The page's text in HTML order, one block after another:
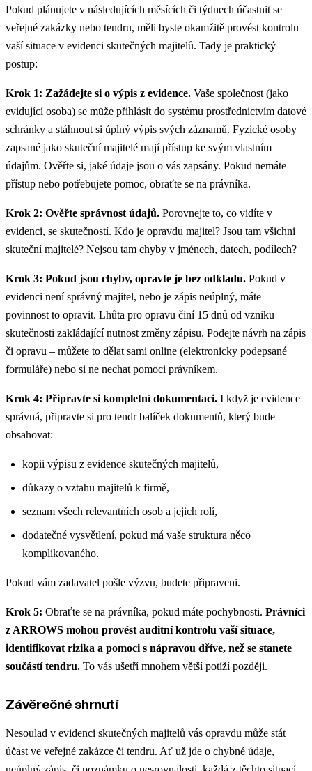
Pokud plánujete v následujících měsících či týdnech účastnit se
veřejné zakázky nebo tendru, měli byste okamžitě provést kontrolu
vaší situace v evidenci skutečných majitelů. Tady je praktický
postup:
Krok 1: Zažádejte si o výpis z evidence. Vaše společnost (jako
evidující osoba) se může přihlásit do systému prostřednictvím datové
schránky a stáhnout si úplný výpis svých záznamů. Fyzické osoby
zapsané jako skuteční majitelé mají přístup ke svým vlastním
údajům. Ověřte si, jaké údaje jsou o vás zapsány. Pokud nemáte
přístup nebo potřebujete pomoc, obraťte se na právníka.
Krok 2: Ověřte správnost údajů. Porovnejte to, co vidíte v
evidenci, se skutečností. Kdo je opravdu majitel? Jsou tam všichni
skuteční majitelé? Nejsou tam chyby v jménech, datech, podílech?
Krok 3: Pokud jsou chyby, opravte je bez odkladu. Pokud v
evidenci není správný majitel, nebo je zápis neúplný, máte
povinnost to opravit. Lhůta pro opravu činí 15 dnů od vzniku
skutečnosti zakládající nutnost změny zápisu. Podejte návrh na zápis
či opravu – můžete to dělat sami online (elektronicky podepsané
formuláře) nebo si ne nechat pomoci právníkem.
Krok 4: Připravte si kompletní dokumentaci. I když je evidence
správná, připravte si pro tendr balíček dokumentů, který bude
obsahovat:
kopii výpisu z evidence skutečných majitelů,
důkazy o vztahu majitelů k firmě,
seznam všech relevantních osob a jejich rolí,
dodatečné vysvětlení, pokud má vaše struktura něco
komplikovaného.
Pokud vám zadavatel pošle výzvu, budete připraveni.
Krok 5: Obraťte se na právníka, pokud máte pochybnosti. Právníci
z ARROWS mohou provést auditní kontrolu vaší situace,
identifikovat rizika a pomoci s nápravou dříve, než se stanete
součástí tendru. To vás ušetří mnohem větší potíží později.
Závěrečné shrnutí
Nesoulad v evidenci skutečných majitelů vás opravdu může stát
účast ve veřejné zakázce či tendru. Ať už jde o chybné údaje,